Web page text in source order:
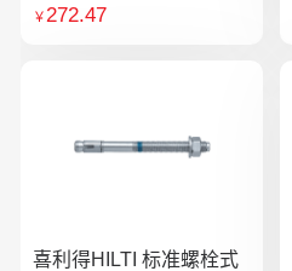
￥272.47
喜利得HILTI 标准螺栓式